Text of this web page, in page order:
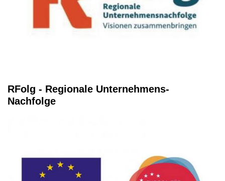
RFolg - Regionale Unternehmens-
Nachfolge